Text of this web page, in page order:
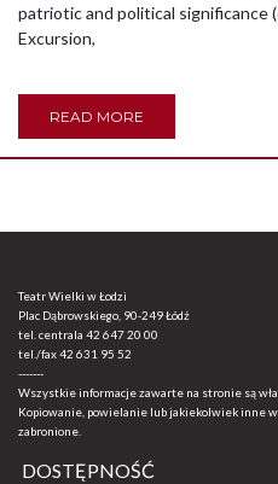
patriotic and political significance
Excursion,
READ MORE
Teatr Wielki w Łodzi
Plac Dąbrowskiego, 90-249 Łódź
tel. centrala 42 647 20 00
tel./fax42 631 95 52
-------
Wszystkie informacje zawarte na stronie są
Kopiowanie, powielanie lub jakiekolwiek inne
zabronione.
DOSTĘPNOŚĆ